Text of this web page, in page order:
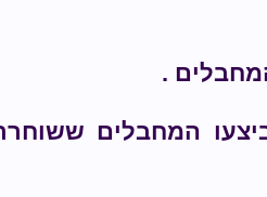
.
המחבלים